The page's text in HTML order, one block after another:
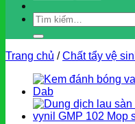
Tìm
kiếm:
Trang chủ / Chất tẩy vệ